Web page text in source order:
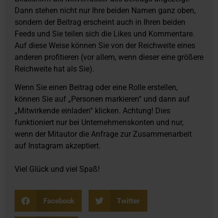
Dann stehen nicht nur Ihre beiden Namen ganz oben,
sondern der Beitrag erscheint auch in Ihren beiden
Feeds und Sie teilen sich die Likes und Kommentare.
Auf diese Weise können Sie von der Reichweite eines
anderen profitieren (vor allem, wenn dieser eine größere
Reichweite hat als Sie).
Wenn Sie einen Beitrag oder eine Rolle erstellen,
können Sie auf „Personen markieren“ und dann auf
„Mitwirkende einladen“ klicken. Achtung! Dies
funktioniert nur bei Unternehmenskonten und nur,
wenn der Mitautor die Anfrage zur Zusammenarbeit
auf Instagram akzeptiert.
Viel Glück und viel Spaß!
Facebook Twitter